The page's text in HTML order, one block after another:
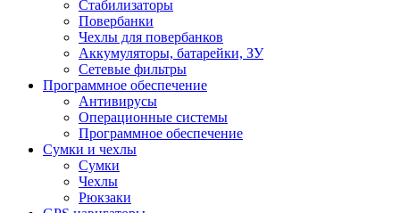
Стабилизаторы
Повербанки
Чехлы для повербанков
Аккумуляторы, батарейки, ЗУ
Сетевые фильтры
Программное обеспечение
Антивирусы
Операционные системы
Программное обеспечение
Сумки и чехлы
Сумки
Чехлы
Рюкзаки